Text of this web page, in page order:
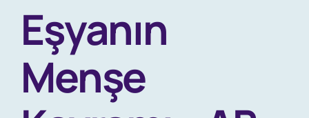
content
Eşyanın
Menşe